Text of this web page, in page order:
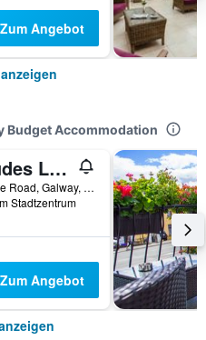
Zum Angebot
Budget Accommodation
St. Judes Lodge B&B
24 College Road, Galway, Irland
Stadtzentrum
Zum Angebot